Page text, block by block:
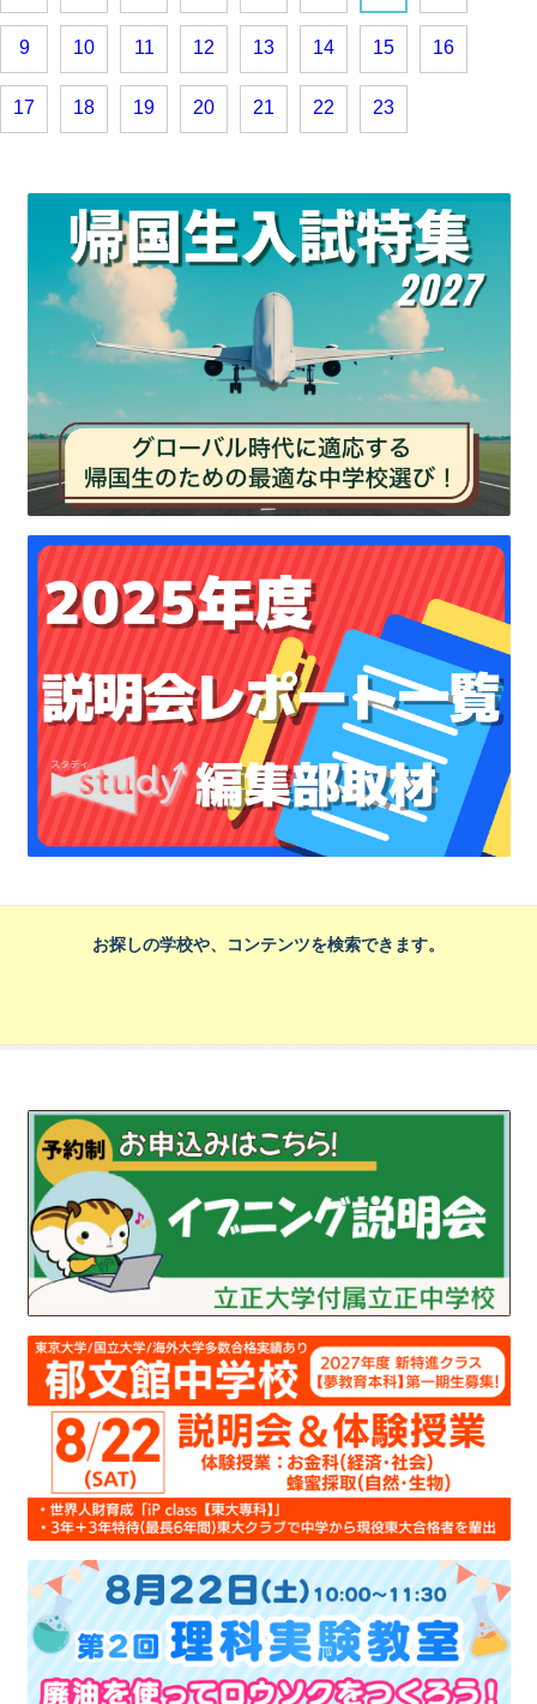
9 10 11 12 13 14 15 16
17 18 19 20 21 22 23
お探しの学校や、コンテンツを検索できます。